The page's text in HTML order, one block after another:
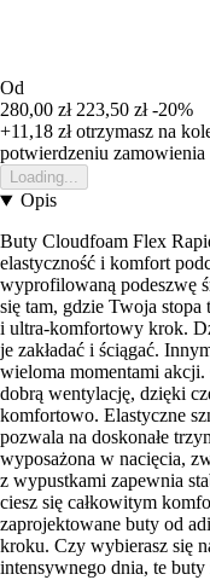
Od
280,00 zł 223,50 zł -20%
+11,18 złotrzymasz na
potwierdzeniu zamowienia
Loading...
Opis
Buty Cloudfoam Flex
elastyczność i komfort
wyprofilowaną podeszwę
się tam, gdzie Twoja stopa
i ultra-komfortowy krok.
je zakładać i ściągać.
wieloma momentami
dobrą wentylację, dzięki
komfortowo. Elastyczne
pozwala na doskonałe
wyposażona w nacięcia,
z wypustkami zapewnia
ciesz się całkowitym
zaprojektowane buty od
kroku. Czy wybierasz się
intensywnego dnia, te